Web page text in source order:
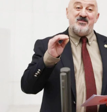
Son Dakika Haberleri
Haber Arşivi